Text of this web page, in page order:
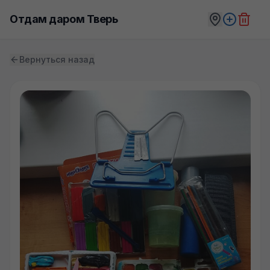
Отдам даром Тверь
Вернуться назад